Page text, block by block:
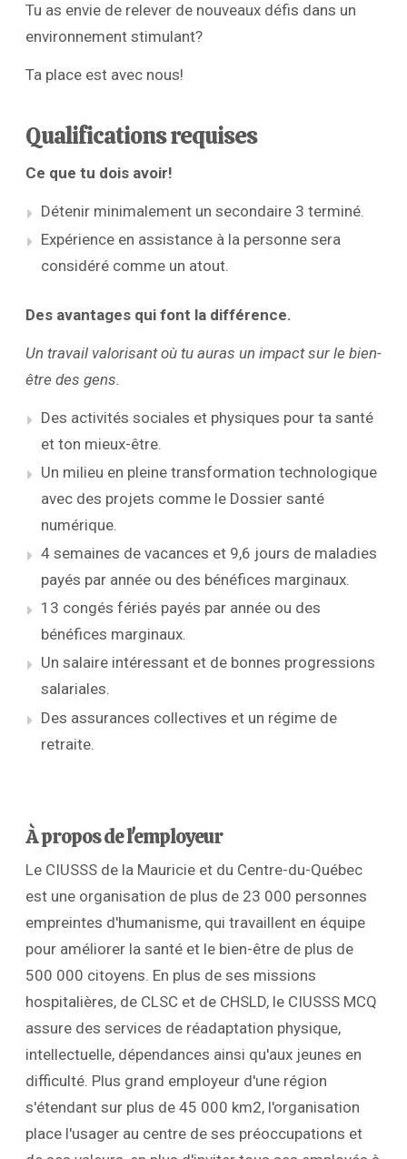
Tu as envie de relever de nouveaux défis dans un
environnement stimulant?
Ta place est avec nous!
Qualifications requises
Ce que tu dois avoir!
Détenir minimalement un secondaire 3 terminé.
Expérience en assistance à la personne sera
considéré comme un atout.
Des avantages qui font la différence.
Un travail valorisant où tu auras un impact sur le bien-
être des gens.
Des activités sociales et physiques pour ta santé
et ton mieux-être.
Un milieu en pleine transformation technologique
avec des projets comme le Dossier santé
numérique.
4 semaines de vacances et 9,6 jours de maladies
payés par année ou des bénéfices marginaux.
13 congés fériés payés par année ou des
bénéfices marginaux.
Un salaire intéressant et de bonnes progressions
salariales.
Des assurances collectives et un régime de
retraite.
À propos de l'employeur
Le CIUSSS de la Mauricie et du Centre-du-Québec
est une organisation de plus de 23 000 personnes
empreintes d'humanisme, qui travaillent en équipe
pour améliorer la santé et le bien-être de plus de
500 000 citoyens. En plus de ses missions
hospitalières, de CLSC et de CHSLD, le CIUSSS MCQ
assure des services de réadaptation physique,
intellectuelle, dépendances ainsi qu'aux jeunes en
difficulté. Plus grand employeur d'une région
s'étendant sur plus de 45 000 km2, l'organisation
place l'usager au centre de ses préoccupations et